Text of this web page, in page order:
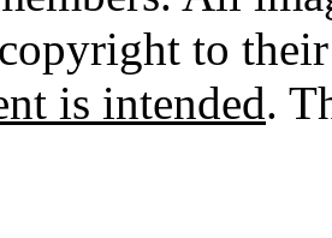
to
is intended.